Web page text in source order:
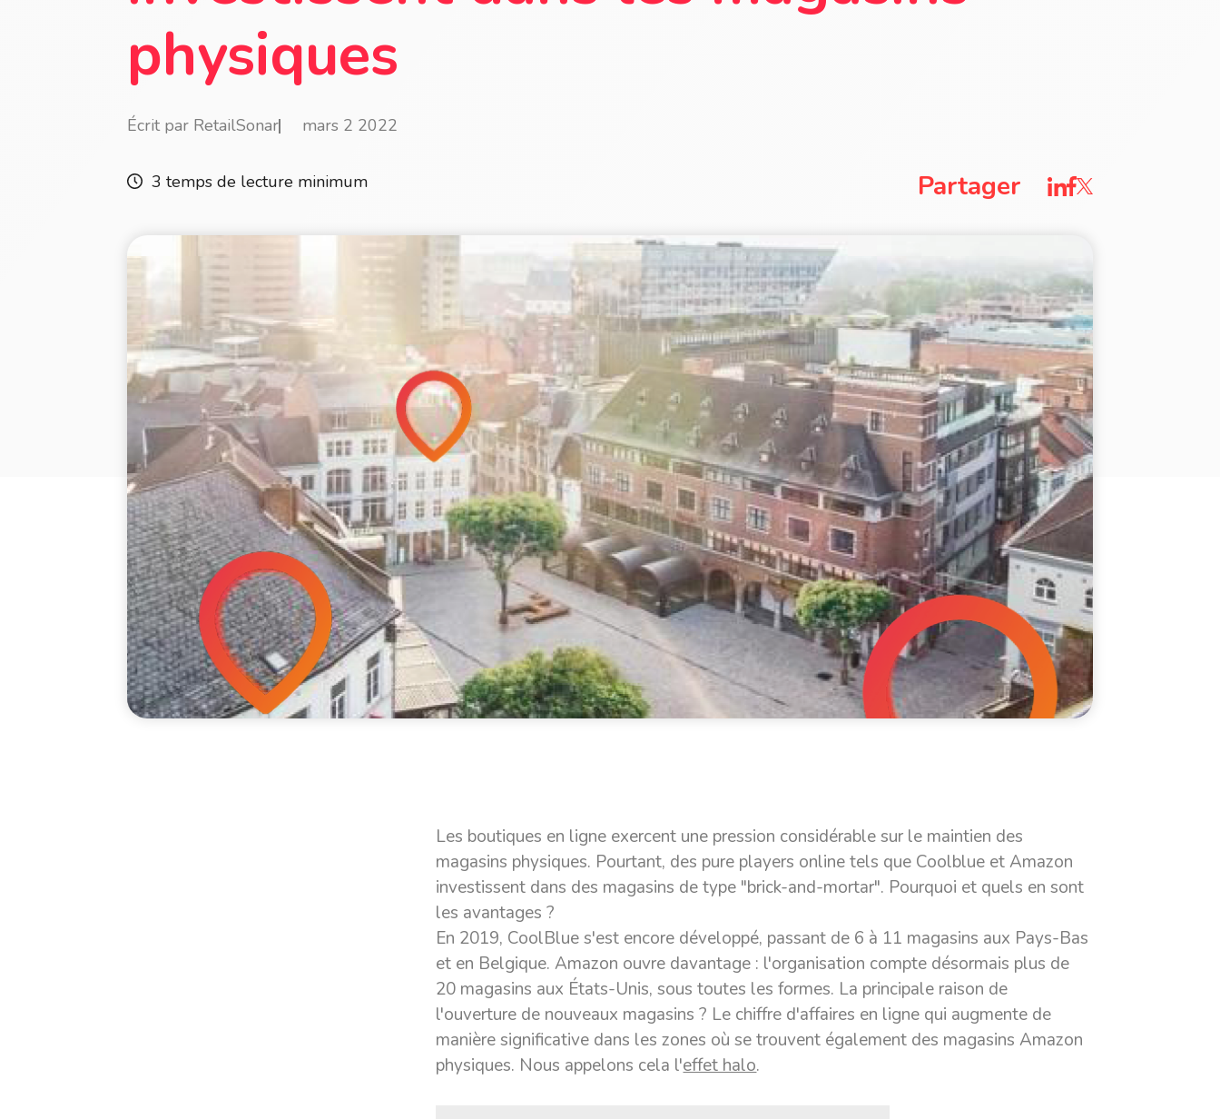
physiques
Écrit par RetailSonar mars 2 2022
3 temps de lecture minimum Partager
Les boutiques en ligne exercent une pression considérable sur le maintien des
magasins physiques. Pourtant, des pure players online tels que Coolblue et Amazon
investissent dans des magasins de type "brick-and-mortar". Pourquoi et quels en sont
les avantages ?
En 2019, CoolBlue s'est encore développé, passant de 6 à 11 magasins aux Pays-Bas
et en Belgique. Amazon ouvre davantage : l'organisation compte désormais plus de
20 magasins aux États-Unis, sous toutes les formes. La principale raison de
l'ouverture de nouveaux magasins ? Le chiffre d'affaires en ligne qui augmente de
manière significative dans les zones où se trouvent également des magasins Amazon
physiques. Nous appelons cela l'effet halo.